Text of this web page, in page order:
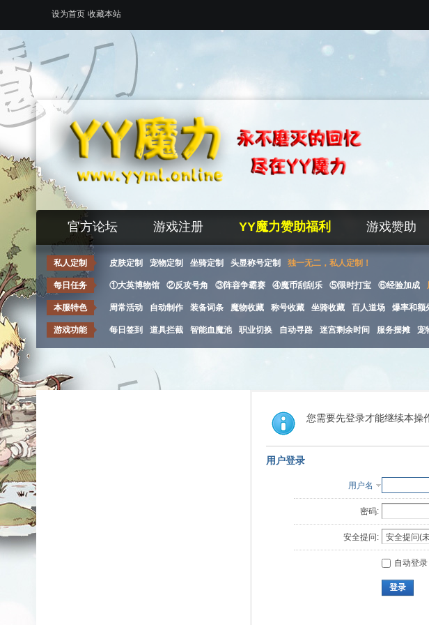
设为首页 收藏本站
官方论坛 游戏注册 YY魔力赞助福利 游戏赞助
私人定制 皮肤定制 宠物定制 坐骑定制 头显称号定制 独一无二，私人定制！
每日任务 ①大英博物馆 ②反攻号角 ③阵容争霸赛 ④魔币刮刮乐 ⑤限时打宝 ⑥经验加成
本服特色 周常活动 自动制作 装备词条 魔物收藏 称号收藏 坐骑收藏 百人道场 爆率和额
游戏功能 每日签到 道具拦截 智能血魔池 职业切换 自动寻路 迷宫剩余时间 服务摆摊 宠
您需要先登录才能继续本操
用户登录
用户名
密码:
安全提问:
自动登录
登录